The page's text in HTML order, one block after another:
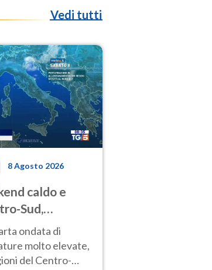
Vedi tutti
8 Agosto 2026
caldo e
Sud,
rilievi
ondata di
molto elevate,
del Centro-